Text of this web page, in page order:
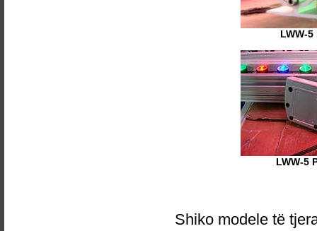
LWW-5
LWW-5
Shiko modele të